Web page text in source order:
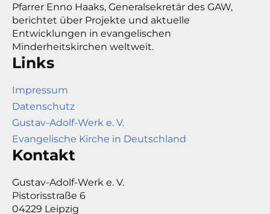
Pfarrer Enno Haaks, Generalsekretär des GAW,
berichtet über Projekte und aktuelle
Entwicklungen in evangelischen
Minderheitskirchen weltweit.
Links
Impressum
Datenschutz
Gustav-Adolf-Werk e. V.
Evangelische Kirche in Deutschland
Kontakt
Gustav-Adolf-Werk e. V.
Pistorisstraße 6
04229 Leipzig